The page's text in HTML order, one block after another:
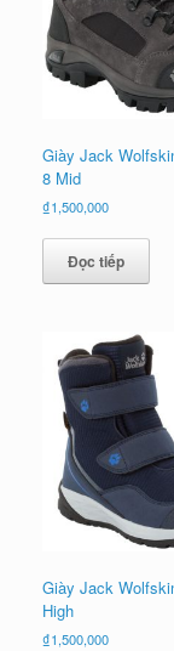
Giày Jack
8 Mid
₫1,500,000
Đọc tiếp
Giày Jack
High
₫1,500,000